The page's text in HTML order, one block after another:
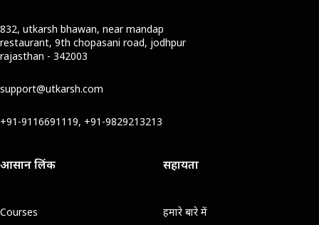
832, utkarsh bhawan, near mandap
restaurant, 9th chopasani road, jodhpur
rajasthan - 342003
support@utkarsh.com
+91-9116691119, +91-9829213213
आसान लिंक
Courses
सहायता
हमारे बारे में